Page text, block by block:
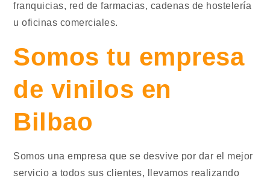
franquicias, red de farmacias, cadenas de hostelería
u oficinas comerciales.
Somos tu empresa
de vinilos en
Bilbao
Somos una empresa que se desvive por dar el mejor
servicio a todos sus clientes, llevamos realizando